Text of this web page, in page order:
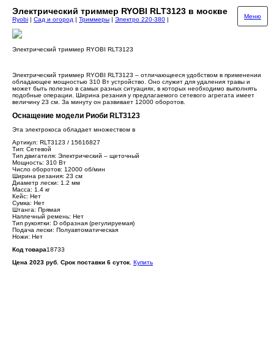
Электрический триммер RYOBI RLT3123 в москве
Меню
Ryobi | Сад и огород | Триммеры | Электро 220-380 |
Электрический триммер RYOBI RLT3123
Электрический триммер RYOBI RLT3123 – отличающееся удобством в применении
обладающее мощностью 310 Вт устройство. Оно служит для удаления травы и
может быть полезно в самых разных ситуациях, в которых необходимо выполнять
подобные операции. Ширина резания у предлагаемого сетевого агрегата имеет
величину 23 см. За минуту он развивает 12000 оборотов.
Оснащение модели Риоби RLT3123
Эта электрокоса обладает множеством в
Артикул: RLT3123 / 15616827
Тип: Сетевой
Тип двигателя: Электрический – щеточный
Мощность: 310 Вт
Число оборотов: 12000 об/мин
Ширина резания: 23 см
Диаметр лески: 1.2 мм
Масса: 1.4 кг
Кейс: Нет
Сумка: Нет
Штанга: Прямая
Наплечный ремень: Нет
Тип рукоятки: D образная (регулируемая)
Подача лески: Полуавтоматическая
Ножи: Нет
Код товара18733
Цена 2023 руб. Срок поставки 6 суток. Купить